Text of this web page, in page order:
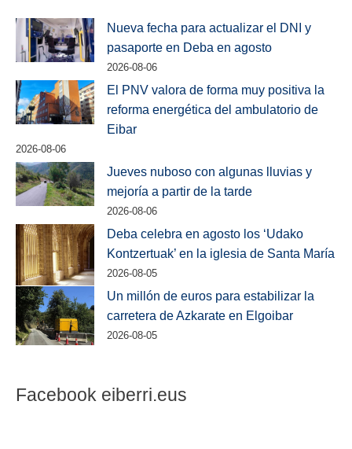
Nueva fecha para actualizar el DNI y
pasaporte en Deba en agosto
2026-08-06
El PNV valora de forma muy positiva la
reforma energética del ambulatorio de
Eibar
2026-08-06
Jueves nuboso con algunas lluvias y
mejoría a partir de la tarde
2026-08-06
Deba celebra en agosto los ‘Udako
Kontzertuak’ en la iglesia de Santa María
2026-08-05
Un millón de euros para estabilizar la
carretera de Azkarate en Elgoibar
2026-08-05
Facebook eiberri.eus